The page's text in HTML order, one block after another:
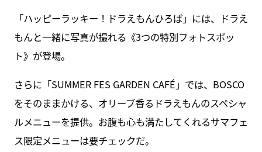
「ハッピーラッキー！ドラえもんひろば」には、ドラえ
もんと一緒に写真が撮れる《3つの特別フォトスポッ
ト》が登場。
さらに「SUMMER FES GARDEN CAFÉ」では、BOSCO
をそのままかける、オリーブ香るドラえもんのスペシャ
ルメニューを提供。お腹も心も満たしてくれるサマフェ
ス限定メニューは要チェックだ。